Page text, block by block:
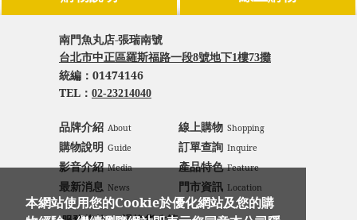
本網站使用您的Cookie於優化網站及您的購
南門魚丸店-張瑞南號
台北市中正區羅斯福路一段8號地下1樓73攤
統編： 01474146
TEL： 02-23214040
品牌介紹 About 線上購物 Shopping
購物說明 Guide 訂單查詢 Inquire
影音介紹 Media 產品特色 Feature
最新消息 News 門市資訊 Location